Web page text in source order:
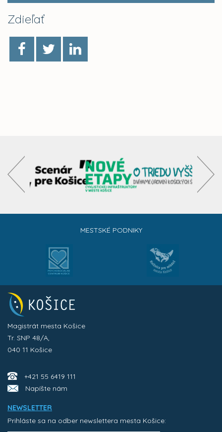
Zdieľať
MESTSKÉ PODNIKY
Magistrát mesta Košice
Tr. SNP 48/A,
040 11 Košice
+421 55 6419 111
Napíšte nám
NEWSLETTER
Prihláste sa na odber newslettera mesta Košice: